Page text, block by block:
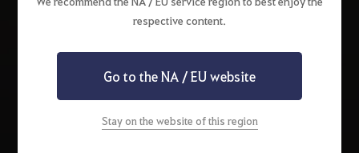
respective content.
Go to the NA / EU website
Stay on the website of this region